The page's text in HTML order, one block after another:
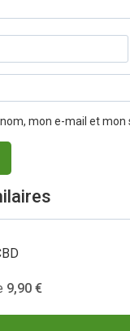
mon e-mail et
9,90 €